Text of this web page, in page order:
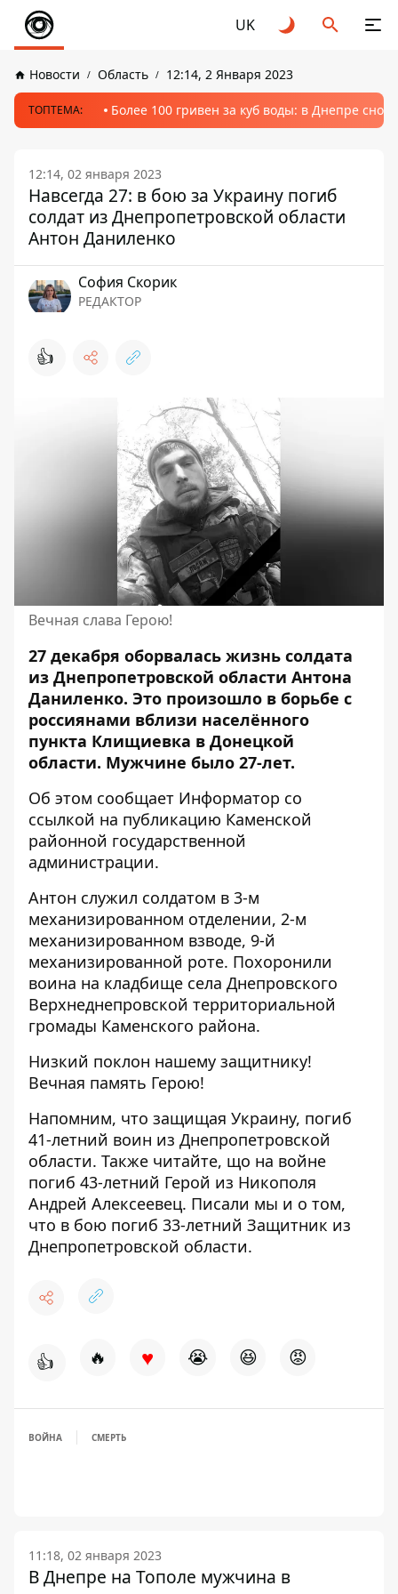
UK
Новости Область 12:14, 2 Января 2023
ТОПТЕМА: Более 100 гривен за куб воды: в Днепре
12:14, 02 января 2023
Навсегда 27: в бою за Украину погиб
солдат из Днепропетровской области
Антон Даниленко
София Скорик
РЕДАКТОР
👍
Вечная слава Герою!
27 декабря оборвалась жизнь солдата
из Днепропетровской области Антона
Даниленко. Это произошло в борьбе с
россиянами вблизи населённого
пункта Клищиевка в Донецкой
области. Мужчине было 27-лет.
Об этом сообщает Информатор со
ссылкой на публикацию Каменской
районной государственной
администрации.
Антон служил солдатом в 3-м
механизированном отделении, 2-м
механизированном взводе, 9-й
механизированной роте. Похоронили
воина на кладбище села Днепровского
Верхнеднепровской территориальной
громады Каменского района.
Низкий поклон нашему защитнику!
Вечная память Герою!
Напомним, что защищая Украину, погиб
41-летний воин из Днепропетровской
области. Также читайте, що на войне
погиб 43-летний Герой из Никополя
Андрей Алексеевец. Писали мы и о том,
что в бою погиб 33-летний Защитник из
Днепропетровской области.
👍 🔥 ♥ 😭 😆 😡
ВОЙНА СМЕРТЬ
11:18, 02 января 2023
В Днепре на Тополе мужчина в